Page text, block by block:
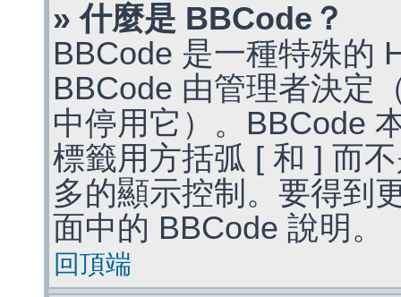
» 什麼是 BBCode？
BBCode 是一種特殊的
BBCode 由管理者決定
中停用它）。BBCode
標籤用方括弧 [ 和 ] 而
多的顯示控制。要得到
面中的 BBCode 說明。
回頂端